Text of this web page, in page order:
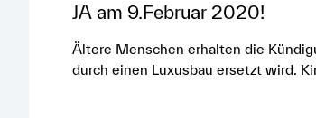
JA am 9.Februar 2020!
Ältere Menschen erhalten die
durch einen Luxusbau ersetzt wird.